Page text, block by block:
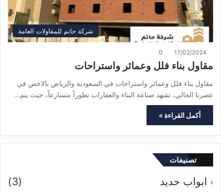
شركة حاتم للمقاولات العامة
17/02/2024
0
مقاول بناء فلل وعمائر واستراحات
مقاول بناء فلل وعمائر واستراحات في السعودية والرياض بالاخص في
عصرنا الحالي، تشهد صناعة البناء والعقارات تطوراً متسارعاً، حيث يتم…
أكمل القراءة »
تصنيفات
ابواب حديد
(3)